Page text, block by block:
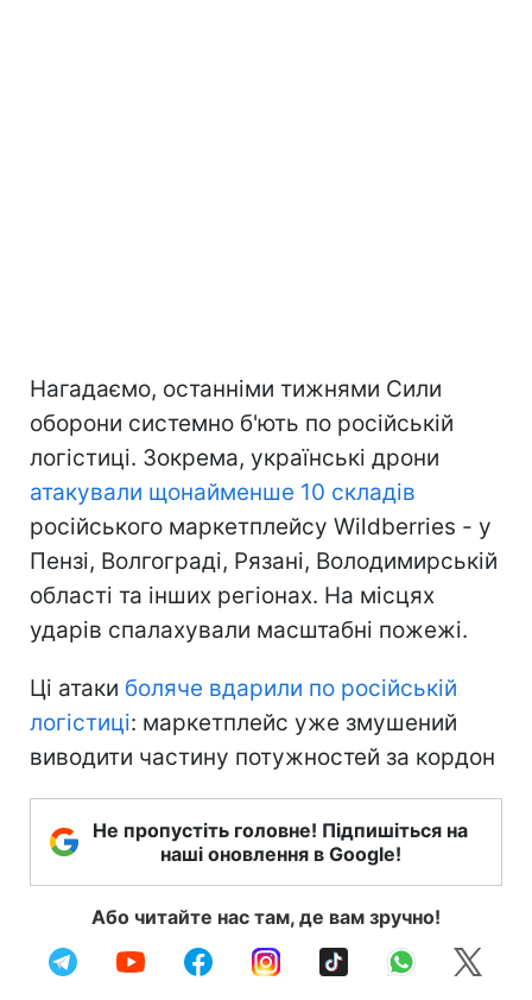
Нагадаємо, останніми тижнями Сили
оборони системно б'ють по російській
логістиці. Зокрема, українські дрони
атакували щонайменше 10 складів
російського маркетплейсу Wildberries - у
Пензі, Волгограді, Рязані, Володимирській
області та інших регіонах. На місцях
ударів спалахували масштабні пожежі.
Ці атаки боляче вдарили по російській
логістиці: маркетплейс уже змушений
виводити частину потужностей за кордон
Не пропустіть головне! Підпишіться на
наші оновлення в Google!
Або читайте нас там, де вам зручно!